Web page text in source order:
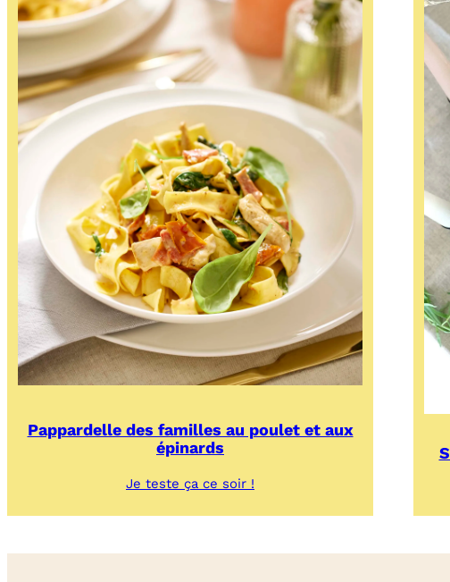
Pappardelle des familles au poulet et aux
épinards
Je teste ça ce soir !
des